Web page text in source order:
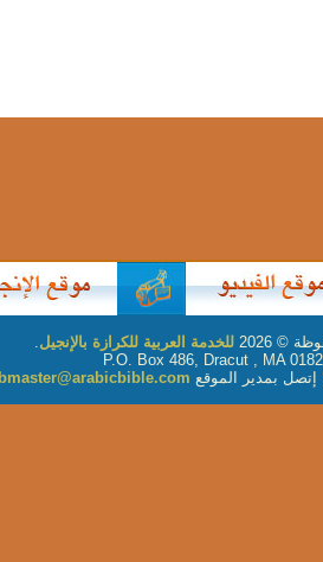
© 2026 للخدمة العربية للكرازة بالإنجيل.
P.O. Box 486, Dracut , MA
بمدير الموقع